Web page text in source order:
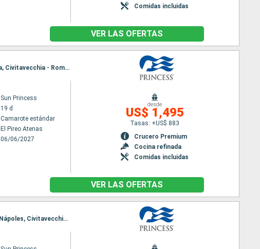
Comidas incluidas
VER LAS OFERTAS
Itinerario : El Pireo Atenas, Heraklion, Bar, Corfú, Messine, Barcelona, Marsella, Genova, Civitavecchia - Roma, Nápoles, Bar, Corfú, Chania, Mykonos, El Pireo Atenas
Sun Princess
19 d
Camarote estándar
El Pireo Atenas
06/06/2027
desde
US$ 1,495
Tasas: +US$ 883
Crucero Premium
Cocina refinada
Comidas incluidas
VER LAS OFERTAS
Itinerario : El Pireo Atenas, Heraklion, Kusadasi, Santoríni, Mykonos, Chania, Messine, Nápoles, Civitavecchia - Roma, Barcelona, Marsella, Santa Margherita, Civitavecchia - Roma, Nápoles, Palermo, Heraklion, Kusadasi, Mykonos, El Pireo Atenas